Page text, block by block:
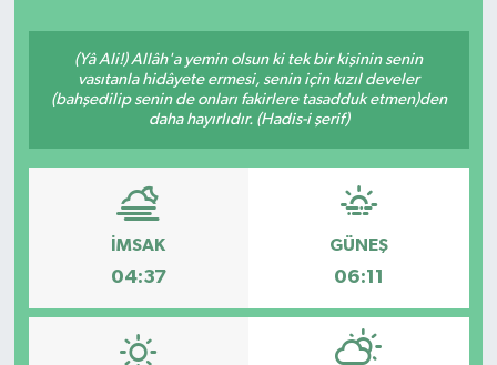
(Yâ Ali!) Allâh'a yemin olsun ki tek bir kişinin senin
vasıtanla hidâyete ermesi, senin için kızıl develer
(bahşedilip senin de onları fakirlere tasadduk etmen)den
daha hayırlıdır. (Hadis-i şerif)
İMSAK
04:37
GÜNEŞ
06:11
ÖZEL HABER
RESMİ İLANLAR
SAĞLIK
SİYASET
SPONSORLU YAZI